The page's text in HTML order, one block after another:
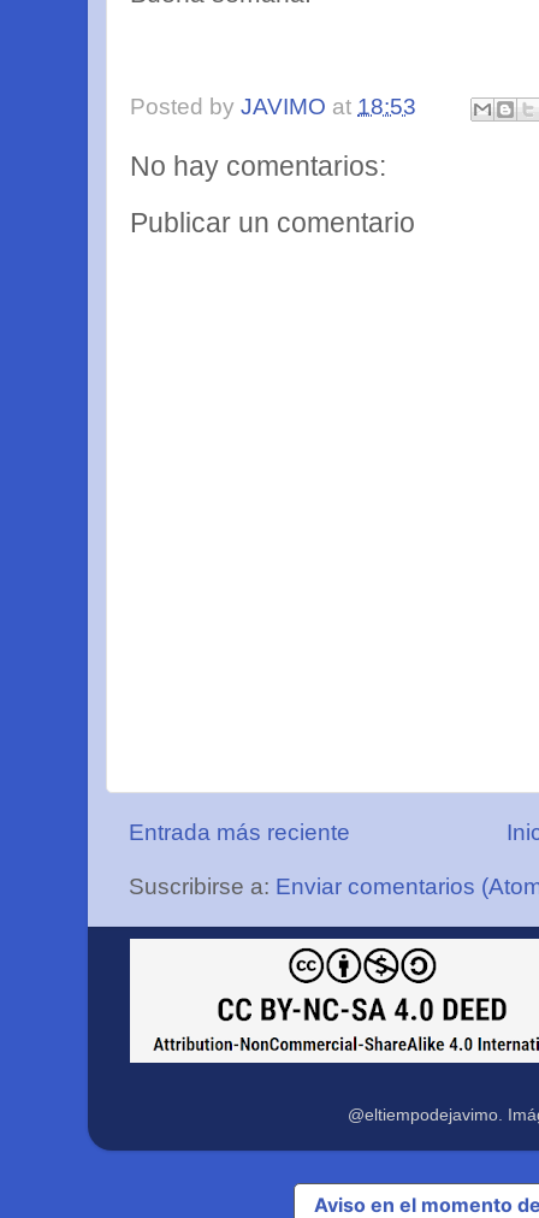
Posted byJAVIMO at 18:53
No hay comentarios:
Publicar un comentario
Entrada más reciente
Suscribirse a: Enviar comentarios
@eltiempodejavimo.
Aviso en el momento